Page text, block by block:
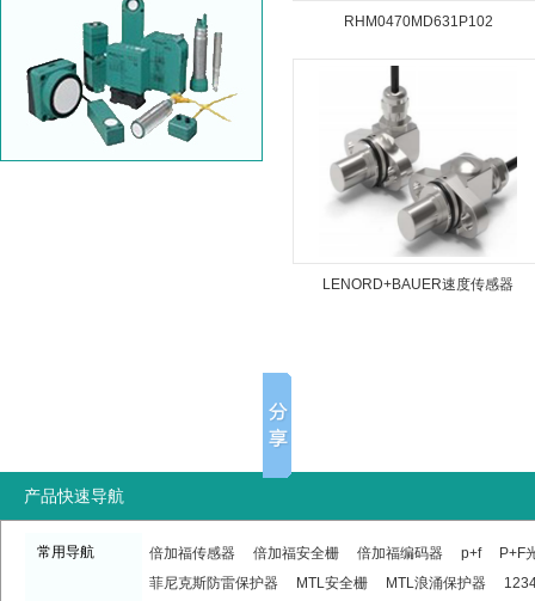
RHM0470MD631P102
LENORD+BAUER速度传感器
产品快速导航
常用导航 倍加福传感器 倍加福安全栅 倍加福编码器 p+f
P+F
菲尼克斯防雷保护器
MTL安全栅 MTL浪涌保护器